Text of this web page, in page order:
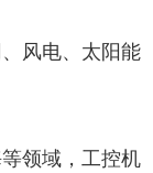
风电、太阳能
领域，工控机